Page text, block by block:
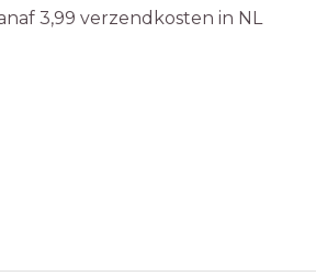
3,99 verzendkosten in NL